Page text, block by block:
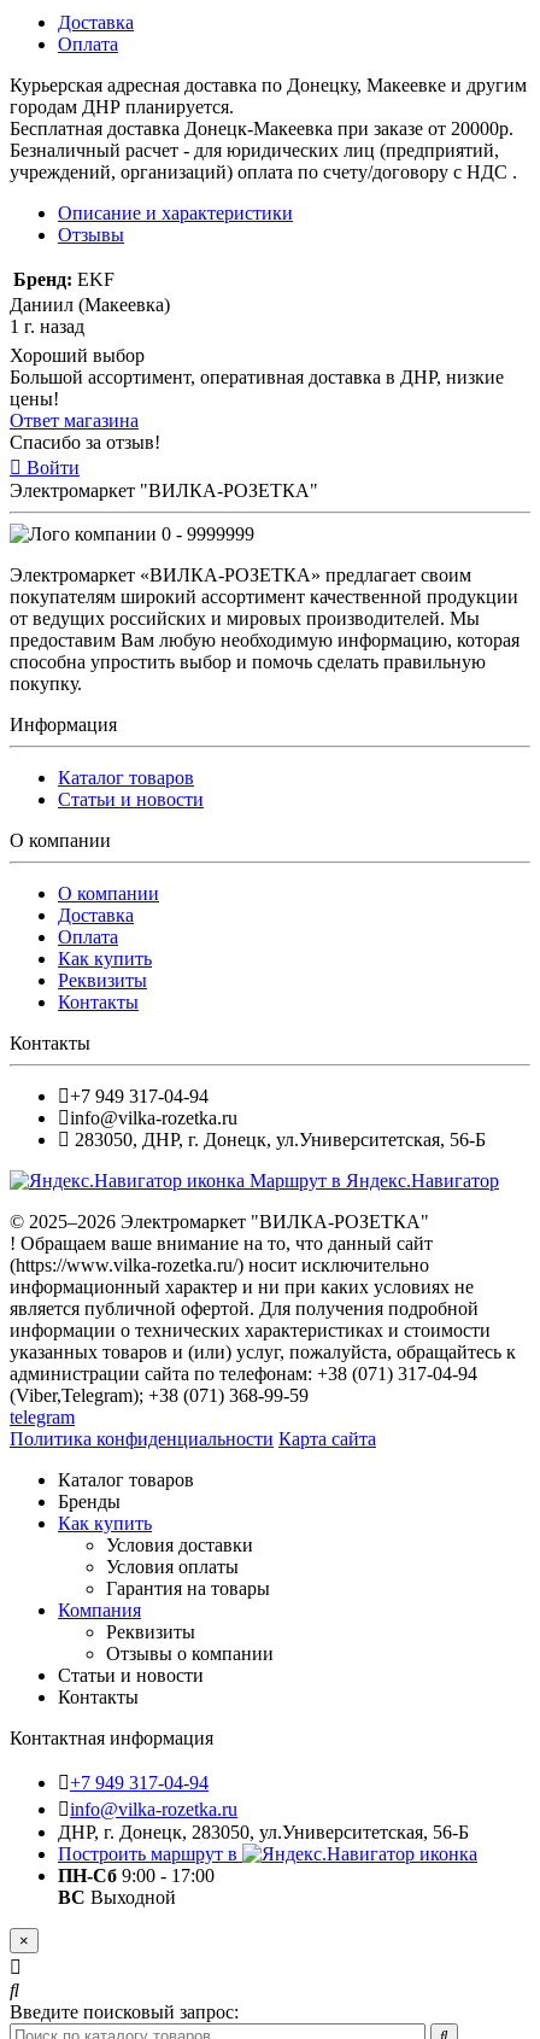
Доставка
Оплата
Курьерская адресная доставка по Донецку, Макеевке и другим
городам ДНР планируется.
Бесплатная доставка Донецк-Макеевка при заказе от 20000р.
Безналичный расчет - для юридических лиц (предприятий,
учреждений, организаций) оплата по счету/договору с НДС .
Описание и характеристики
Отзывы
Бренд: EKF
Даниил (Макеевка)
1 г. назад
Хороший выбор
Большой ассортимент, оперативная доставка в ДНР, низкие
цены!
Ответ магазина
Спасибо за отзыв!
Войти
Электромаркет "ВИЛКА-РОЗЕТКА"
0 - 9999999
Электромаркет «ВИЛКА-РОЗЕТКА» предлагает своим
покупателям широкий ассортимент качественной продукции
от ведущих российских и мировых производителей. Мы
предоставим Вам любую необходимую информацию, которая
способна упростить выбор и помочь сделать правильную
покупку.
Информация
Каталог товаров
Статьи и новости
О компании
О компании
Доставка
Оплата
Как купить
Реквизиты
Контакты
Контакты
+7 949 317-04-94
info@vilka-rozetka.ru
283050, ДНР, г. Донецк, ул.Университетская, 56-Б
Маршрут в Яндекс.Навигатор
© 2025–2026 Электромаркет "ВИЛКА-РОЗЕТКА"
! Обращаем ваше внимание на то, что данный сайт
(https://www.vilka-rozetka.ru/) носит исключительно
информационный характер и ни при каких условиях не
является публичной офертой. Для получения подробной
информации о технических характеристиках и стоимости
указанных товаров и (или) услуг, пожалуйста, обращайтесь к
администрации сайта по телефонам: +38 (071) 317-04-94
(Viber,Telegram); +38 (071) 368-99-59
telegram
Политика конфиденциальности Карта сайта
Каталог товаров
Бренды
Как купить
Условия доставки
Условия оплаты
Гарантия на товары
Компания
Реквизиты
Отзывы о компании
Статьи и новости
Контакты
Контактная информация
+7 949 317-04-94
info@vilka-rozetka.ru
ДНР, г. Донецк, 283050, ул.Университетская, 56-Б
Построить маршрут в
ПН-Сб 9:00 - 17:00
ВС Выходной
×
Введите поисковый запрос: